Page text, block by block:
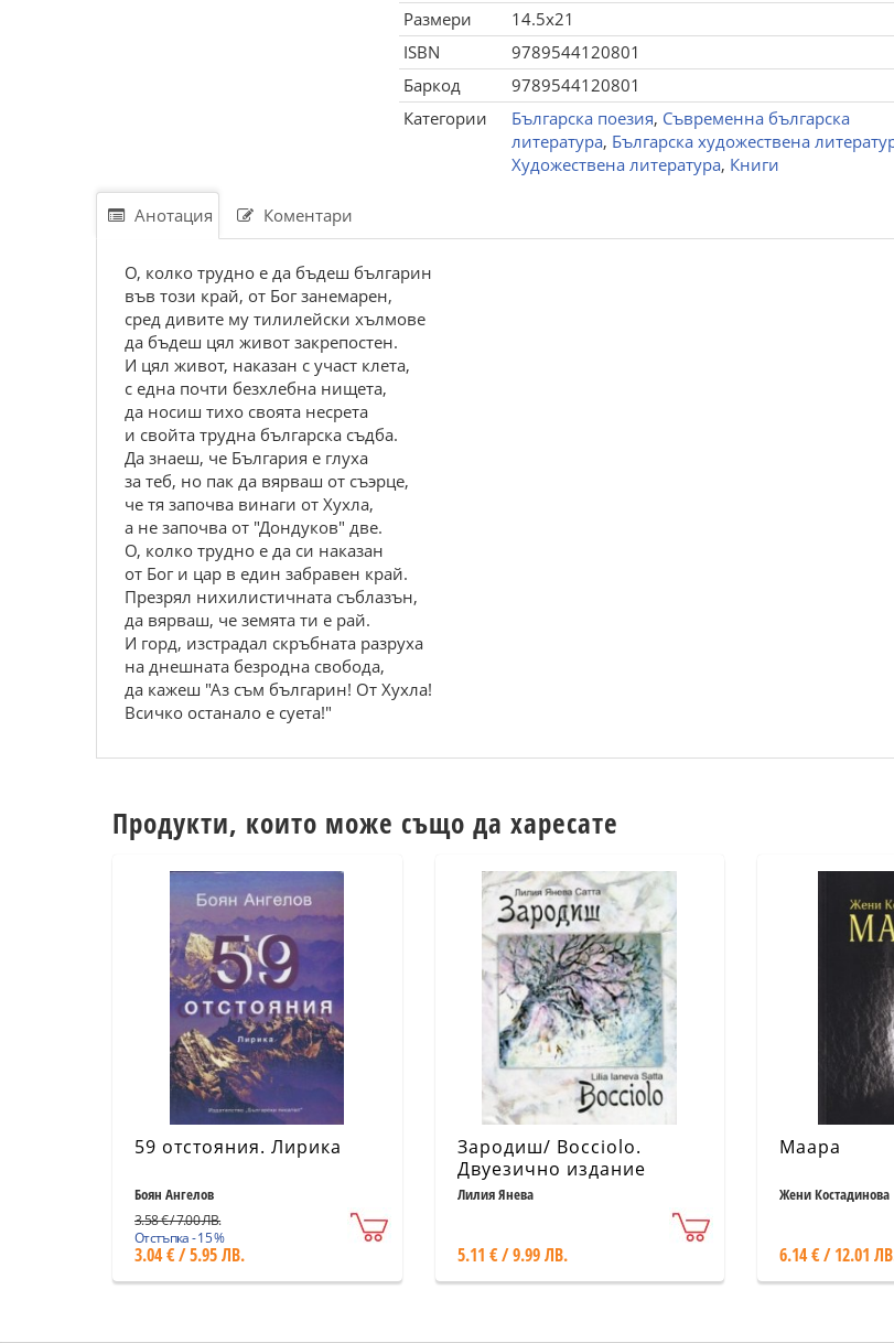
Размери
14.5x21
ISBN
9789544120801
Баркод
9789544120801
Категории
Българска поезия, Съвременна българска
литература, Българска художествена
Художествена литература, Книги
Анотация Коментари
О, колко трудно е да бъдеш българин
във този край, от Бог занемарен,
сред дивите му тилилейски хълмове
да бъдеш цял живот закрепостен.
И цял живот, наказан с участ клета,
с една почти безхлебна нищета,
да носиш тихо своята несрета
и свойта трудна българска съдба.
Да знаеш, че България е глуха
за теб, но пак да вярваш от съэрце,
че тя започва винаги от Хухла,
а не започва от "Дондуков" две.
О, колко трудно е да си наказан
от Бог и цар в един забравен край.
Презрял нихилистичната съблазън,
да вярваш, че земята ти е рай.
И горд, изстрадал скръбната разруха
на днешната безродна свобода,
да кажеш "Аз съм българин! От Хухла!
Всичко останало е суета!"
Продукти, които може също да харесате
59 отстояния. Лирика
Боян Ангелов
3.58 € / 7.00 ЛВ.
Отстъпка - 15 %
3.04 € / 5.95 ЛВ.
Зародиш/ Bocciolo.
Двуезично издание
Лилия Янева
5.11 € / 9.99 ЛВ.
Маара
Жени Костадинова
6.14 € / 12.01